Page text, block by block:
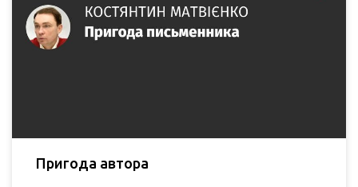
Пригода автора